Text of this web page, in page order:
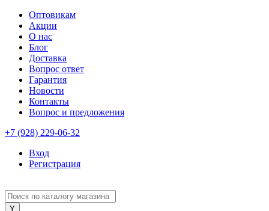
Оптовикам
Акции
О нас
Блог
Доставка
Вопрос ответ
Гарантия
Новости
Контакты
Вопрос и предложения
+7 (928) 229-06-32
Вход
Регистрация